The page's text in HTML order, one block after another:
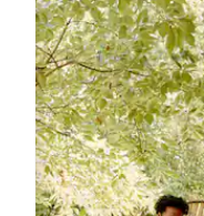
vya vishale vya juu na